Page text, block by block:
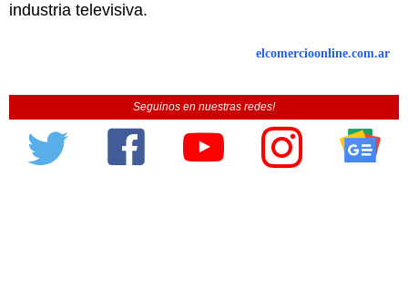
industria televisiva.
elcomercioonline.com.ar
Seguinos en nuestras redes!